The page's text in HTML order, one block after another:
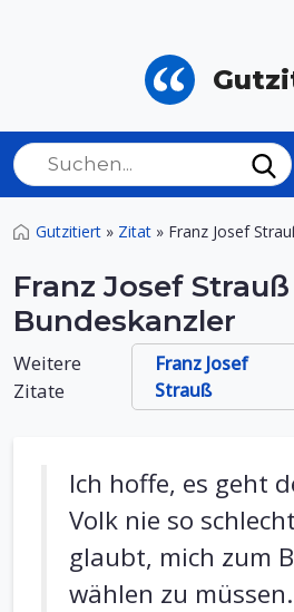
Gutzitiert » Zitat » Franz Josef
Franz Josef
Bundeskanzler
Weitere
Zitate
Franz Josef
Strauß
Ich hoffe, es geht
Volk nie so
glaubt, mich zum
wählen zu müssen.